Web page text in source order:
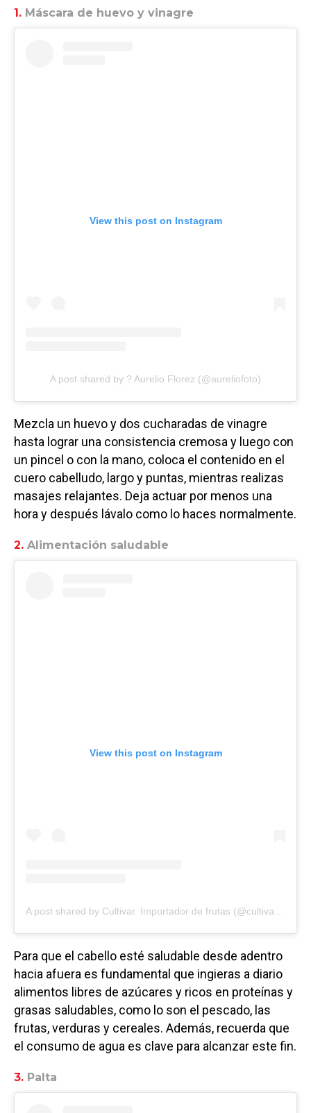
1. Máscara de huevo y vinagre
View this post on Instagram
A post shared by ? Aurelio Florez (@aureliofoto)
Mezcla un huevo y dos cucharadas de vinagre
hasta lograr una consistencia cremosa y luego con
un pincel o con la mano, coloca el contenido en el
cuero cabelludo, largo y puntas, mientras realizas
masajes relajantes. Deja actuar por menos una
hora y después lávalo como lo haces normalmente.
2. Alimentación saludable
View this post on Instagram
Para que el cabello esté saludable desde adentro
hacia afuera es fundamental que ingieras a diario
alimentos libres de azúcares y ricos en proteínas y
grasas saludables, como lo son el pescado, las
frutas, verduras y cereales. Además, recuerda que
el consumo de agua es clave para alcanzar este fin.
3. Palta